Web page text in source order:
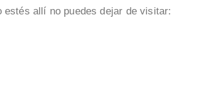
allí no puedes dejar de visitar: